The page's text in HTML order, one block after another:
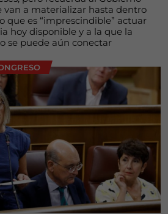
van a materializar hasta dentro
que es “imprescindible” actuar
hoy disponible y a la que la
se puede aún conectar